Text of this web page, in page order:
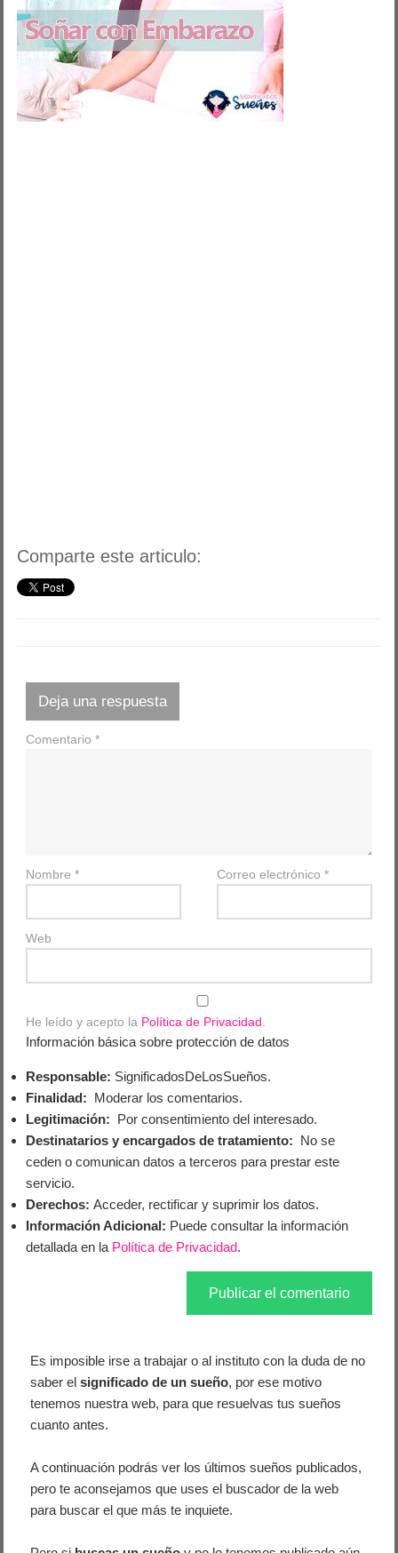
Comparte este articulo:
Deja una respuesta
Comentario*
Nombre* Correo electrónico *
Web
He leído y acepto la Política de Privacidad
Información básica sobre protección de datos
Responsable: SignificadosDeLosSueños.
Finalidad: Moderar los comentarios.
Legitimación: Por consentimiento del interesado.
Destinatarios y encargados de tratamiento: No se
ceden o comunican datos a terceros para prestar este
servicio.
Derechos: Acceder, rectificar y suprimir los datos.
Información Adicional: Puede consultar la información
detallada en la Política de Privacidad.
Es imposible irse a trabajar o al instituto con la duda de no
saber elsignificado de un sueño, por ese motivo
tenemos nuestra web, para que resuelvas tus sueños
cuanto antes.
A continuación podrás ver los últimos sueños publicados,
pero te aconsejamos que uses el buscador de la web
para buscar el que más te inquiete.